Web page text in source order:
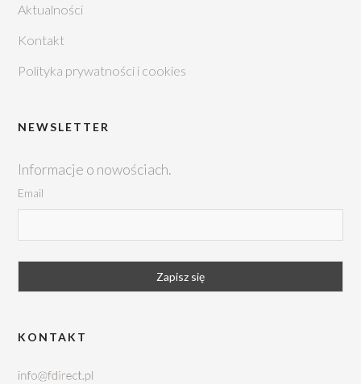
Aktualności
Kontakt
Polityka prywatności i cookies
NEWSLETTER
Informacje o nowościach.
Email
KONTAKT